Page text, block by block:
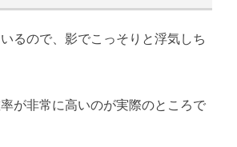
るので、影でこっそりと浮気しち
が非常に高いのが実際のところで